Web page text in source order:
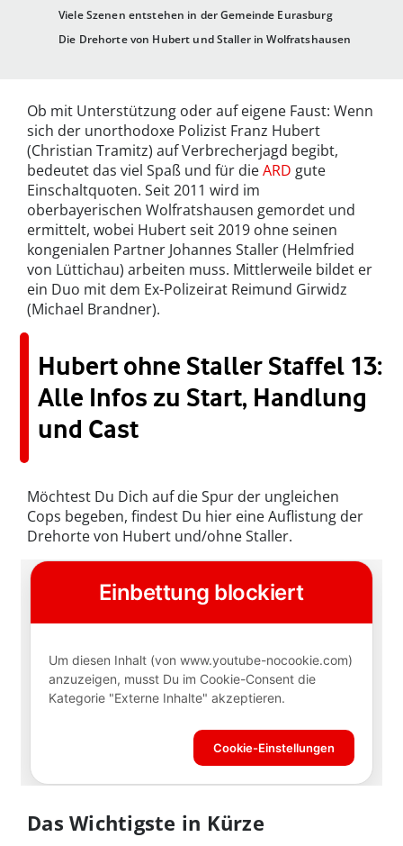
Viele Szenen entstehen in der Gemeinde Eurasburg
Die Drehorte von Hubert und Staller in Wolfratshausen
Ob mit Unterstützung oder auf eigene Faust: Wenn
sich der unorthodoxe Polizist Franz Hubert
(Christian Tramitz) auf Verbrecherjagd begibt,
bedeutet das viel Spaß und für dieARD gute
Einschaltquoten. Seit 2011 wird im
oberbayerischen Wolfratshausen gemordet und
ermittelt, wobei Hubert seit 2019 ohne seinen
kongenialen Partner Johannes Staller (Helmfried
von Lüttichau) arbeiten muss. Mittlerweile bildet er
ein Duo mit dem Ex-Polizeirat Reimund Girwidz
(Michael Brandner).
Hubert ohne Staller Staffel 13:
Alle Infos zu Start, Handlung
und Cast
Möchtest Du Dich auf die Spur der ungleichen
Cops begeben, findest Du hier eine Auflistung der
Drehorte von Hubert und/ohne Staller.
Das Wichtigste in Kürze